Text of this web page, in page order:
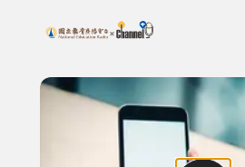
上方功能區塊
搜尋關鍵字：可輸入節目名稱、